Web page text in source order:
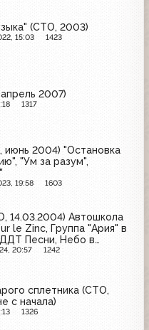
(СТО, 2003)
15:03 1423
2007)
1317
2004) "Остановка
"Ум за разум",
19:58 1603
14.03.2004) Автошкола
le Zinc, Группа "Ария" в
Песни, Небо в
цуцики в ночи, Taxi Blues
20:57 1242
сплетника (СТО,
с начала)
1326